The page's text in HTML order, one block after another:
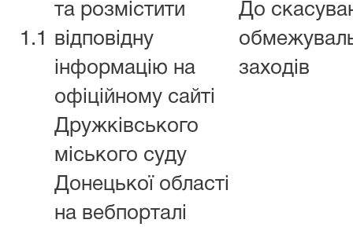
1.1
та розмістити
відповідну
інформацію на
офіційному сайті
Дружківського
міського суду
Донецької області
на вебпорталі
До
заходів